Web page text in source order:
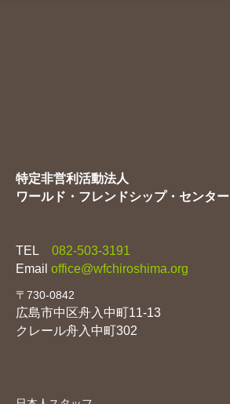
特定非営利活動法人
ワールド・フレンドシップ・センター
TEL
082-503-3191
Email office@wfchiroshima.org
〒730-0842
広島市中区舟入中町11-13
クレール舟入中町302